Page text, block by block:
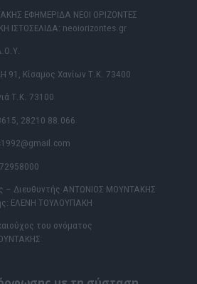
ΕΦΗΜΕΡΙΔΑ ΝΕΟΙ ΟΡΙΖΟΝΤΕΣ
ΙΣΤΟΣΕΛΙΔΑ: neoiorizontes.gr
91, Κίσαμος Χανίων Τ.Κ. 73400
Τ.Κ. 73100
28210 88.066
– Διευθυντής ΑΝΤΩΝΙΟΣ ΜΟΥΝΤΑΚΗΣ
ΕΛΕΝΗ ΤΟΥΛΟΥΠΑΚΗ
του ονόματος